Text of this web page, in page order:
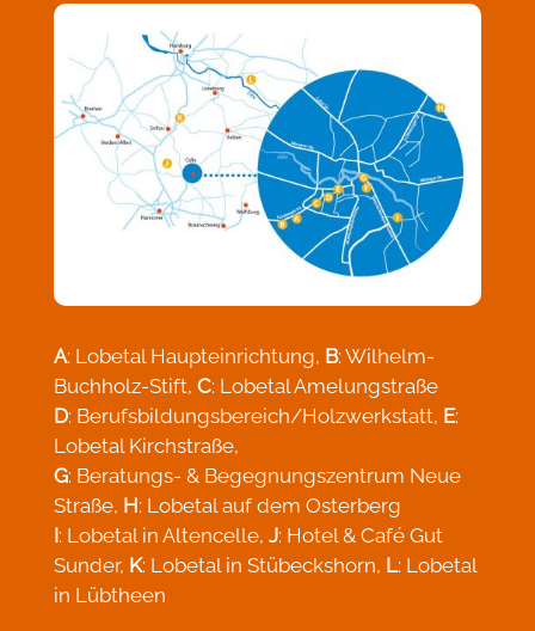
A: Lobetal Haupteinrichtung, B: Wilhelm-
Buchholz-Stift, C: Lobetal Amelungstraße
D: Berufsbildungsbereich/Holzwerkstatt, E:
Lobetal Kirchstraße,
G: Beratungs- & Begegnungszentrum Neue
Straße, H: Lobetal auf dem Osterberg
I: Lobetal in Altencelle, J: Hotel & Café Gut
Sunder, K: Lobetal in Stübeckshorn, L: Lobetal
in Lübtheen